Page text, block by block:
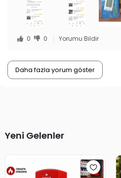
0 0 Yorumu Bildir
Daha fazla yorum göster
Yeni Gelenler